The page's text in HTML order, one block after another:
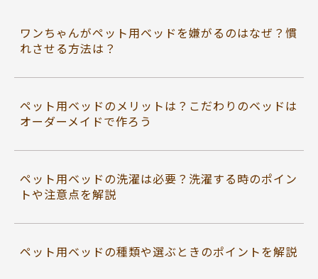
ワンちゃんがペット用ベッドを嫌がるのはなぜ？慣
れさせる方法は？
ペット用ベッドのメリットは？こだわりのベッドは
オーダーメイドで作ろう
ペット用ベッドの洗濯は必要？洗濯する時のポイン
トや注意点を解説
ペット用ベッドの種類や選ぶときのポイントを解説